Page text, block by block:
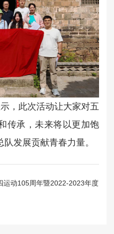
，此次活动让大家对五
传承，未来将以更加饱
发展贡献青春力量。
运动105周年暨2022-2023年度